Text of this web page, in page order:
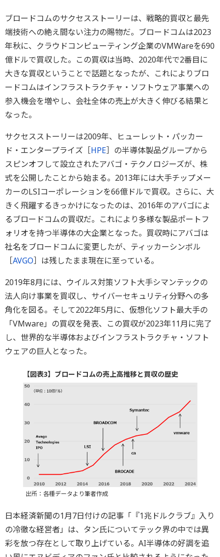
ブロードコムのサクセスストーリーは、戦略的買収と最先
端技術への絶え間ない注力の賜物だ。ブロードコムは2023
年秋に、クラウドコンピューティング企業のVMWareを690
億ドルで買収した。この買収は当時、2020年代で2番目に
大きな買収ということで話題となったが、これによりブロ
ードコムはインフラストラクチャ・ソフトウェア事業への
参入機会を増やし、会社全体の売上が大きく伸びる結果と
なった。
サクセスストーリーは2009年、ヒューレット・パッカー
ド・エンタープライズ［HPE］の半導体製品グループから
スピンオフして設立されたアバゴ・テクノロジーズが、株
式を公開したことから始まる。2013年には大手チップメー
カーのLSIコーポレーションを66億ドルで買収。さらに、大
きく飛躍するきっかけになったのは、2016年のアバゴによ
るブロードコムの買収だ。これにより多様な製品ポートフ
ォリオを持つ半導体の大企業となった。買収時にアバゴは
社名をブロードコムに変更したが、ティッカーシンボル
［AVGO］は残したまま現在に至っている。
2019年8月には、ウイルス対策ソフト大手シマンテックの
法人向け事業を買収し、サイバーセキュリティ分野への多
角化を図る。そして2022年5月に、仮想化ソフト最大手の
「VMware」の買収を発表、この買収が2023年11月に完了
し、世界的な半導体およびインフラストラクチャ・ソフト
ウェアの巨人となった。
【図表3】ブロードコムの売上高推移と買収の歴史
出所：各種データより筆者作成
日本経済新聞の1月7日付けの記事「『1兆ドルクラブ』入り
の冷徹な経営者」は、タン氏についてテック界の中では異
彩を放つ存在として取り上げている。AI半導体の好調を追